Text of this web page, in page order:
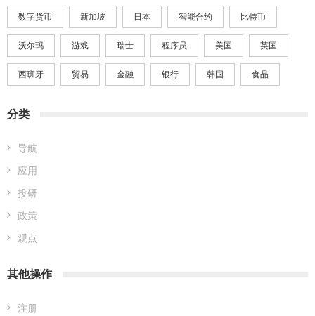
数字货币 新加坡 日本 智能合约 比特币
沃尔玛 游戏 瑞士 程序员 美国 英国
西班牙 贸易 金融 银行 韩国 食品
分类
导航
应用
投研
政策
观点
其他操作
注册